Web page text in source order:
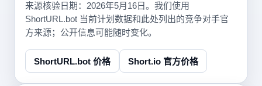
来源核验日期：2026年5月16日。我们使用
ShortURL.bot 当前计划数据和此处列出的竞争对手官
方来源；公开信息可能随时变化。
ShortURL.bot 价格 Short.io 官方价格